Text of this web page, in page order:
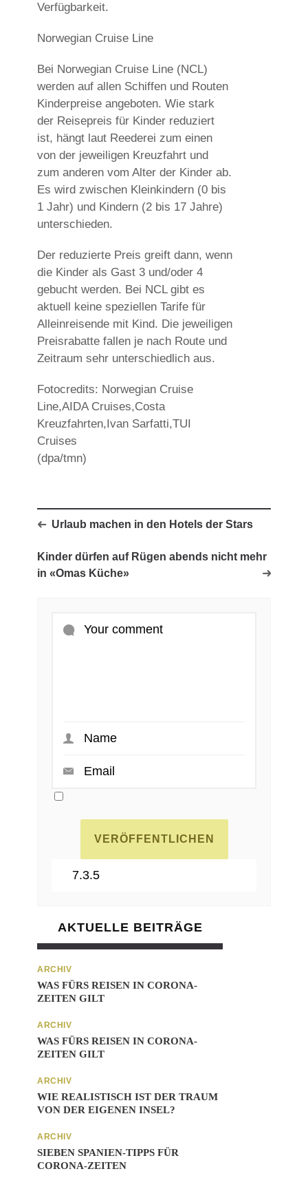
Verfügbarkeit.
Norwegian Cruise Line
Bei Norwegian Cruise Line (NCL)
werden auf allen Schiffen und Routen
Kinderpreise angeboten. Wie stark
der Reisepreis für Kinder reduziert
ist, hängt laut Reederei zum einen
von der jeweiligen Kreuzfahrt und
zum anderen vom Alter der Kinder ab.
Es wird zwischen Kleinkindern (0 bis
1 Jahr) und Kindern (2 bis 17 Jahre)
unterschieden.
Der reduzierte Preis greift dann, wenn
die Kinder als Gast 3 und/oder 4
gebucht werden. Bei NCL gibt es
aktuell keine speziellen Tarife für
Alleinreisende mit Kind. Die jeweiligen
Preisrabatte fallen je nach Route und
Zeitraum sehr unterschiedlich aus.
Fotocredits: Norwegian Cruise
Line,AIDA Cruises,Costa
Kreuzfahrten,Ivan Sarfatti,TUI
Cruises
(dpa/tmn)
Urlaub machen in den Hotels der Stars
Kinder dürfen auf Rügen abends nicht mehr
in «Omas Küche»
AKTUELLE BEITRÄGE
ARCHIV
WAS FÜRS REISEN IN CORONA-
ZEITEN GILT
ARCHIV
WAS FÜRS REISEN IN CORONA-
ZEITEN GILT
ARCHIV
WIE REALISTISCH IST DER TRAUM
VON DER EIGENEN INSEL?
ARCHIV
SIEBEN SPANIEN-TIPPS FÜR
CORONA-ZEITEN